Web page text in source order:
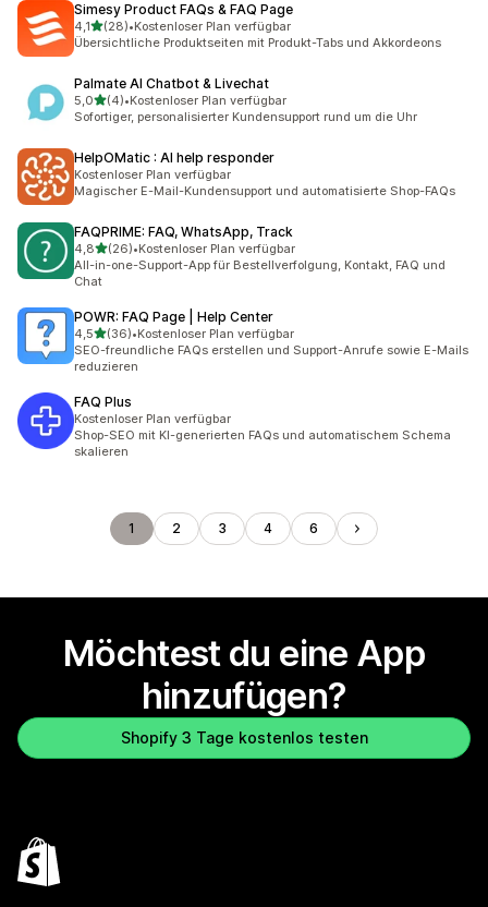
Simesy Product FAQs & FAQ Page
4,1von 5 Sternen
(28)
28 Rezensionen insgesamt
•Kostenloser Plan verfügbar
Übersichtliche Produktseiten mit Produkt-Tabs und Akkordeons
Palmate AI Chatbot & Livechat
5,0von 5 Sternen
(4)
4 Rezensionen insgesamt
•Kostenloser Plan verfügbar
Sofortiger, personalisierter Kundensupport rund um die Uhr
HelpOMatic : AI help responder
Kostenloser Plan verfügbar
Magischer E-Mail-Kundensupport und automatisierte Shop-FAQs
FAQPRIME: FAQ, WhatsApp, Track
4,8von 5 Sternen
(26)
26 Rezensionen insgesamt
•Kostenloser Plan verfügbar
All-in-one-Support-App für Bestellverfolgung, Kontakt, FAQ und
Chat
POWR: FAQ Page | Help Center
4,5von 5 Sternen
(36)
36 Rezensionen insgesamt
•Kostenloser Plan verfügbar
SEO-freundliche FAQs erstellen und Support-Anrufe sowie E-Mails
reduzieren
FAQ Plus
Kostenloser Plan verfügbar
Shop-SEO mit KI-generierten FAQs und automatischem Schema
skalieren
1 2 3 4 6
Möchtest du eine App
hinzufügen?
Shopify 3 Tage kostenlos testen